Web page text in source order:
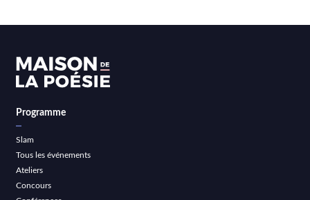
Programme
Slam
Tous les événements
Ateliers
Concours